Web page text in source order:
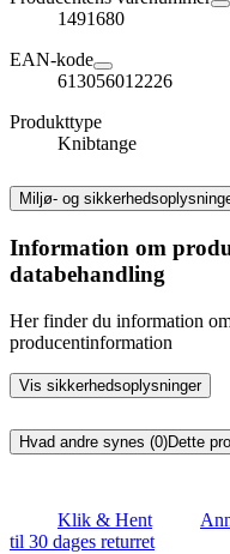
1491680
EAN-kode
613056012226
Produkttype
Knibtange
Miljø- og
Information om
databehandling
Her finder du information
producentinformation
Vis sikkerhedsoplysninger
Hvad andre synes (0)Dette
Klik & Hent
til 30 dages returret